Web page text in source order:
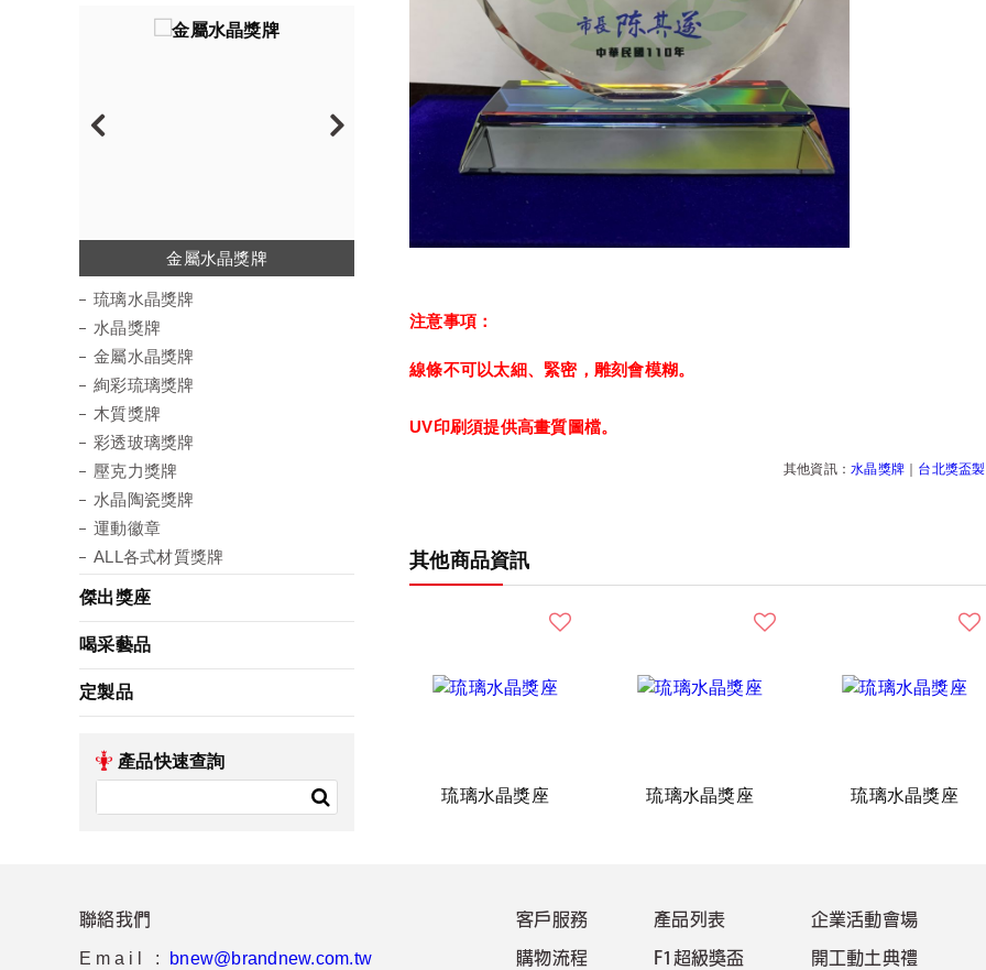
琉璃水晶獎牌
水晶獎牌
金屬水晶獎牌
絢彩琉璃獎牌
木質獎牌
彩透玻璃獎牌
壓克力獎牌
水晶陶瓷獎牌
運動徽章
琉璃水晶獎牌
水晶獎牌
金屬水晶獎牌
絢彩琉璃獎牌
木質獎牌
彩透玻璃獎牌
壓克力獎牌
水晶陶瓷獎牌
運動徽章
ALL各式材質獎牌
傑出獎座
喝采藝品
定製品
產品快速查詢
注意事項：
線條不可以太細、緊密，雕刻會模糊。
UV印刷須提供高畫質圖檔。
其他資訊： 水晶獎牌 台北獎盃
其他商品資訊
琉璃水晶獎座 琉璃水晶獎座 琉璃水晶獎座
聯絡我們
Email : bnew@brandnew.com.tw
客戶服務
購物流程
產品列表
F1超級獎盃
企業活動會場
開工動土典禮